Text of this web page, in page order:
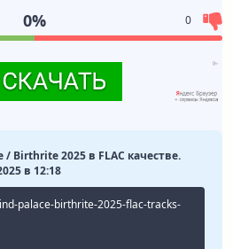
0% 0
/ Birthrite 2025 в FLAC качестве.
в 12:18
palace-birthrite-2025-flac-tracks-